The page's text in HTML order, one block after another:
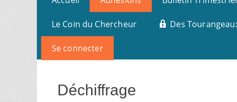
primaire
contenu
Le Coin du Chercheur Des
Se connecter
Déchiffrage